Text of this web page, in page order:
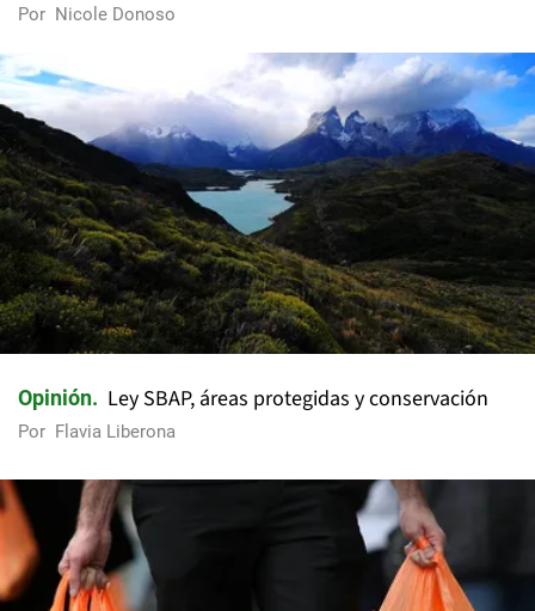
Por Nicole Donoso
Opinión Ley SBAP, áreas protegidas y conservación
Por Flavia Liberona